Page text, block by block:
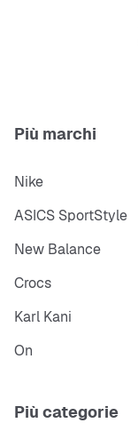
Più marchi
Nike
ASICS SportStyle
New Balance
Crocs
Karl Kani
On
Più categorie